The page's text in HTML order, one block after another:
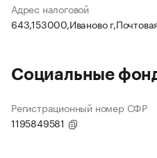
Адрес налоговой
643,153000,Иваново
Социальные
Регистрационный номер СФР
1195849581